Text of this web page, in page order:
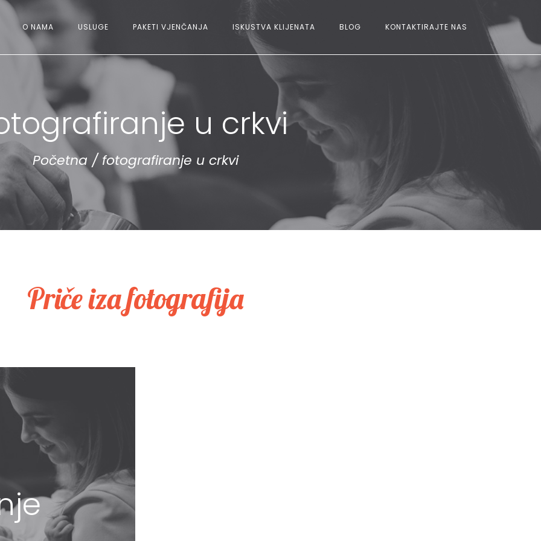
O NAMA USLUGE PAKETI VJENČANJA ISKUSTVA KLIJENATA BLOG KONTAKTIRAJTE NAS
u crkvi
Početna/ fotografiranje u crkvi
Priče iza fotografija